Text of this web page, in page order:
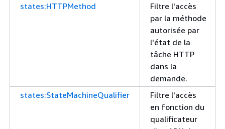
states:HTTPMethod
Filtre l'accès
par la méthode
autorisée par
l'état de la
tâche HTTP
dans la
demande.
states:StateMachineQualifier
Filtre l'accès
en fonction du
qualificateur